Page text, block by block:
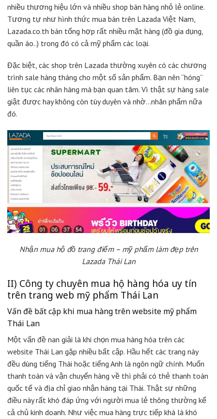
nhiều thương hiệu lớn và nhiều shop bán hàng nhỏ lẻ online.
Tương tự như hình thức mua bán trên Lazada Việt Nam,
Lazada.co.th bán tổng hợp rất nhiều mặt hàng (đồ gia dụng,
quần áo..) trong đó có cả mỹ phẩm các loại.
Đặc biệt, các shop trên Lazada thường xuyên có các chương
trình sale hàng tháng cho một số sản phẩm. Bạn nên “hóng”
liên tục các nhãn hàng mà bạn quan tâm. Vì thật sự hàng sale
giật được hay không còn tùy duyên và nhờ…nhân phẩm nữa
đó.
Nhận mua hộ đồ trang điểm – mỹ phẩm làm đẹp trên
Lazada Thái Lan
II) Công ty chuyên mua hộ hàng hóa uy tín
trên trang web mỹ phẩm Thái Lan
Vấn đề bất cập khi mua hàng trên website mỹ phẩm
Thái Lan
Một vấn đề nan giải là khi chọn mua hàng hóa trên các
website Thái Lan gặp nhiều bất cập. Hầu hết các trang này
đều dùng tiếng Thái hoặc tiếng Anh là ngôn ngữ chính. Muốn
thanh toán và vận chuyển hàng về thì phải có thẻ thanh toán
quốc tế và địa chỉ giao nhận hàng tại Thái. Thật sự những
điều này rất khó đáp ứng với người mua lẻ thông thường kể
cả chủ kinh doanh. Như việc mua hàng trực tiếp khá là khó